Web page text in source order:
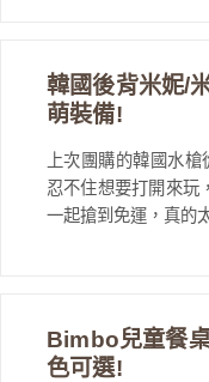
韓國後背米妮/
萌裝備!
上次團購的韓國水
忍不住想要打開來玩
一起搶到免運，真的
Bimbo兒童餐
色可選!